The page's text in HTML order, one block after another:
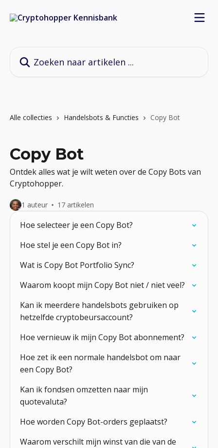
Alle collecties Handelsbots & Functies Copy Bot
Copy Bot
Ontdek alles wat je wilt weten over de Copy Bots van
Cryptohopper.
1 auteur 17 artikelen
Hoe selecteer je een Copy Bot?
Hoe stel je een Copy Bot in?
Wat is Copy Bot Portfolio Sync?
Waarom koopt mijn Copy Bot niet / niet veel?
Kan ik meerdere handelsbots gebruiken op
hetzelfde cryptobeursaccount?
Hoe vernieuw ik mijn Copy Bot abonnement?
Hoe zet ik een normale handelsbot om naar
een Copy Bot?
Kan ik fondsen omzetten naar mijn
quotevaluta?
Hoe worden Copy Bot-orders geplaatst?
Waarom verschilt mijn winst van die van de